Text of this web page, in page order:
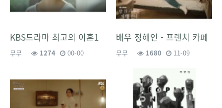
KBS드라마 최고의 이혼1
무무 1274 00-00
배우 정해인 - 프렌치 카페
무무 1680 11-09